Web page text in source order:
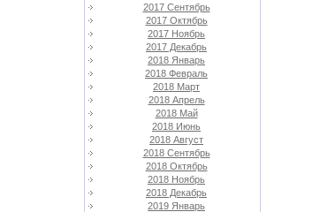
2017 Сентябрь
2017 Октябрь
2017 Ноябрь
2017 Декабрь
2018 Январь
2018 Февраль
2018 Март
2018 Апрель
2018 Май
2018 Июнь
2018 Август
2018 Сентябрь
2018 Октябрь
2018 Ноябрь
2018 Декабрь
2019 Январь